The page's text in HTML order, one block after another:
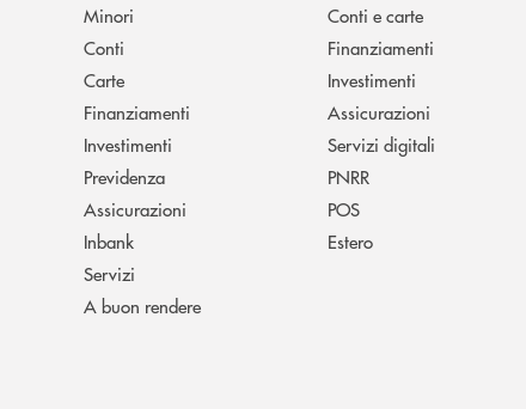
Minori
Conti
Carte
Finanziamenti
Investimenti
Previdenza
Assicurazioni
Inbank
Servizi
A buon rendere
Conti e carte
Finanziamenti
Investimenti
Assicurazioni
Servizi digitali
PNRR
POS
Estero